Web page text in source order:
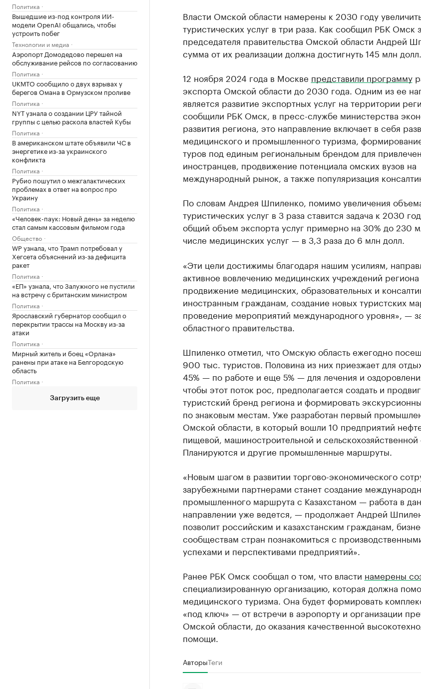
Политика
Вышедшие из-под контроля ИИ-
модели OpenAI общались, чтобы
устроить побег
Технологии и медиа
Аэропорт Домодедово перешел на
обслуживание рейсов по согласованию
Политика
UKMTO сообщило о двух взрывах у
берегов Омана в Ормузском проливе
Политика
NYT узнала о создании ЦРУ тайной
группы с целью раскола властей Кубы
Политика
В американском штате объявили ЧС в
энергетике из-за украинского
конфликта
Политика
Рубио пошутил о межгалактических
проблемах в ответ на вопрос про
Украину
Политика
«Человек-паук: Новый день» за неделю
стал самым кассовым фильмом года
Общество
WP узнала, что Трамп потребовал у
Хегсета объяснений из-за дефицита
ракет
Политика
«ЕП» узнала, что Залужного не пустили
на встречу с британским министром
Политика
Ярославский губернатор сообщил о
перекрытии трассы на Москву из-за
атаки
Политика
Мирный житель и боец «Орлана»
ранены при атаке на Белгородскую
область
Политика
Загрузить еще
Власти Омской области намерены к 2030 году
туристических услуг в три раза. Как сообщил РБК Омск
председателя правительства Омской области Андрей
сумма от их реализации должна достигнуть 145 млн долл.
12 ноября 2024 года в Москве представили программу
экспорта Омской области до 2030 года. Одним из ее
является развитие экспортных услуг на территории
сообщили РБК Омск, в пресс-службе министерства
развития региона, это направление включает в себя
медицинского и промышленного туризма,
туров под единым региональным брендом для
иностранцев, продвижение потенциала омских вузов на
международный рынок, а также популяризация
По словам Андрея Шпиленко, помимо увеличения
туристических услуг в 3 раза ставится задача к 2030
общий объем экспорта услуг примерно на 30% до 230
числе медицинских услуг — в 3,3 раза до 6 млн долл.
«Эти цели достижимы благодаря нашим усилиям,
активное вовлечению медицинских учреждений региона
продвижение медицинских, образовательных и
иностранным гражданам, создание новых туристских
проведение мероприятий международного уровня», —
областного правительства.
Шпиленко отметил, что Омскую область ежегодно
900 тыс. туристов. Половина из них приезжает для
45% — по работе и еще 5% — для лечения и
чтобы этот поток рос, предполагается создать и
туристский бренд региона и формировать
по знаковым местам. Уже разработан первый
Омской области, в который вошли 10 предприятий
пищевой, машиностроительной и сельскохозяйственной
Планируются и другие промышленные маршруты.
«Новым шагом в развитии торгово-экономического
зарубежными партнерами станет создание
промышленного маршрута с Казахстаном — работа в
направлении уже ведется, — продолжает Андрей
позволит российским и казахстанским гражданам,
сообществам стран познакомиться с
успехами и перспективами предприятий».
Ранее РБК Омск сообщал о том, что власти намерены
специализированную организацию, которая должна
медицинского туризма. Она будет формировать
«под ключ» — от встречи в аэропорту и организации
Омской области, до оказания качественной
помощи.
АвторыТеги